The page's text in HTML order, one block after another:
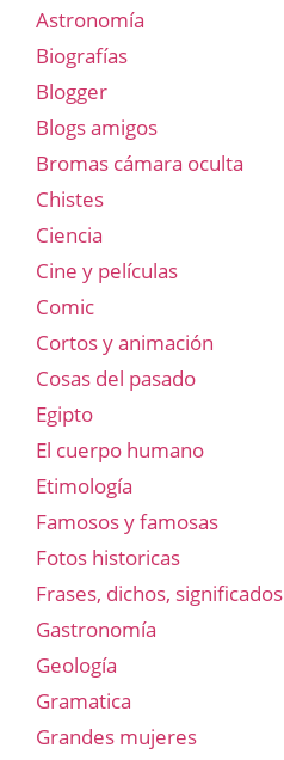
Astronomía
Biografías
Blogger
Blogs amigos
Bromas cámara oculta
Chistes
Ciencia
Cine y películas
Comic
Cortos y animación
Cosas del pasado
Egipto
El cuerpo humano
Etimología
Famosos y famosas
Fotos historicas
Frases, dichos, significados
Gastronomía
Geología
Gramatica
Grandes mujeres